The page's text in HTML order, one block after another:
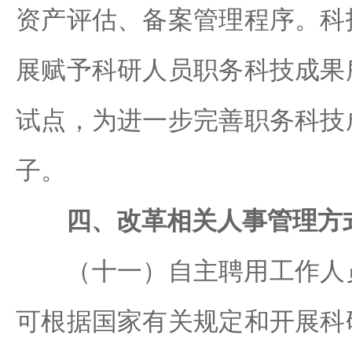
资产评估、备案管理程序。
展赋予科研人员职务科技成
试点，为进一步完善职务科
子。
四、改革相关人事管理方
（十一）自主聘用工作人
可根据国家有关规定和开展